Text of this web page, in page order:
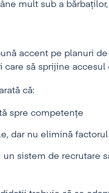
mult sub a
accent pe planuri
să sprijine accesul
că:
spre competențe
dar nu elimină
sistem de recrutare